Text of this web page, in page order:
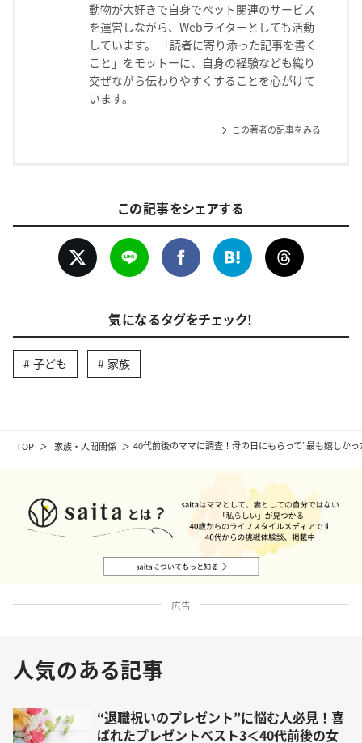
TOP 家族・人間関係 40代前後のママに調査！母の日にもらって“最も嬉しか
動物が大好きで自身でペット関連のサービス
を運営しながら、Webライターとしても活動
しています。 「読者に寄り添った記事を書く
こと」をモットーに、自身の経験なども織り
交ぜながら伝わりやすくすることを心がけて
います。
この著者の記事をみる
この記事をシェアする
気になるタグをチェック！
子ども 家族
広告
人気のある記事
“退職祝いのプレゼント”に悩む人必見！喜
ばれたプレゼントベスト3＜40代前後の女